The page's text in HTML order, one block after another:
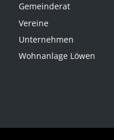
Gemeinderat
Vereine
Unternehmen
Wohnanlage Löwen